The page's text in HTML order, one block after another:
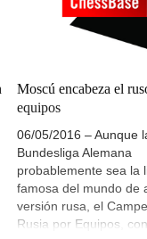
Moscú encabeza el
equipos
06/05/2016 – Aunque
Bundesliga Alemana
probablemente sea la
famosa del mundo de
versión rusa, el
Rusia por Equipos,